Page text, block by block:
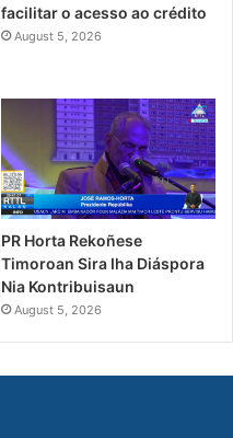
facilitar o acesso ao crédito
August 5, 2026
PR Horta Rekoñese
Timoroan Sira Iha Diáspora
Nia Kontribuisaun
August 5, 2026